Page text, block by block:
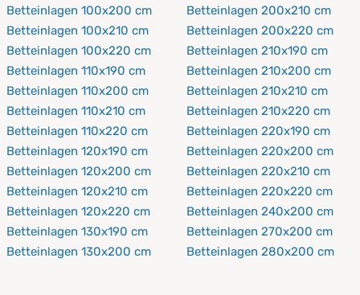
Betteinlagen 100x200 cm
Betteinlagen 100x210 cm
Betteinlagen 100x220 cm
Betteinlagen 110x190 cm
Betteinlagen 110x200 cm
Betteinlagen 110x210 cm
Betteinlagen 110x220 cm
Betteinlagen 120x190 cm
Betteinlagen 120x200 cm
Betteinlagen 120x210 cm
Betteinlagen 120x220 cm
Betteinlagen 130x190 cm
Betteinlagen 130x200 cm
Betteinlagen 200x210 cm
Betteinlagen 200x220 cm
Betteinlagen 210x190 cm
Betteinlagen 210x200 cm
Betteinlagen 210x210 cm
Betteinlagen 210x220 cm
Betteinlagen 220x190 cm
Betteinlagen 220x200 cm
Betteinlagen 220x210 cm
Betteinlagen 220x220 cm
Betteinlagen 240x200 cm
Betteinlagen 270x200 cm
Betteinlagen 280x200 cm